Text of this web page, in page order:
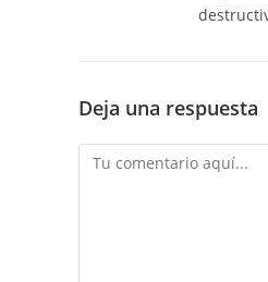
Deja una respuesta